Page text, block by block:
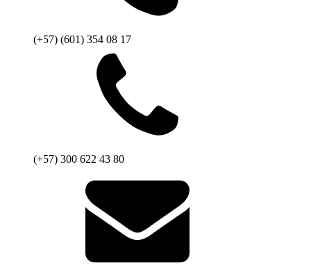
(+57) (601) 354 08 17
(+57) 300 622 43 80